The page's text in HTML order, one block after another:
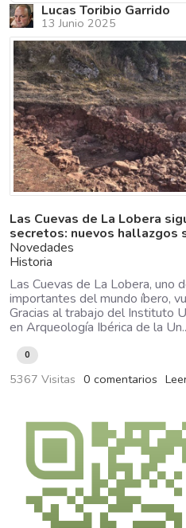
Lucas Toribio Garrido
13 Junio 2025
Las Cuevas de La Lobera
secretos: nuevos hallazgos
Novedades
Historia
Las Cuevas de La Lobera, uno
importantes del mundo íbero,
Gracias al trabajo del Instituto
en Arqueología Ibérica de la
0
5367 Visitas 0 comentarios